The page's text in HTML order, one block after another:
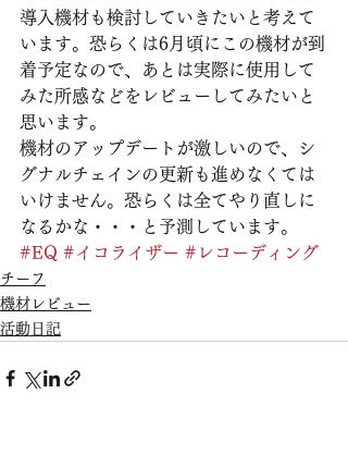
導入機材も検討していきたいと考えて
います。恐らくは6月頃にこの機材が到
着予定なので、あとは実際に使用して
みた所感などをレビューしてみたいと
思います。
機材のアップデートが激しいので、シ
グナルチェインの更新も進めなくては
いけません。恐らくは全てやり直しに
なるかな・・・と予測しています。
#EQ #イコライザー #レコーディング
チーフ
機材レビュー
活動日記